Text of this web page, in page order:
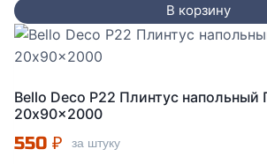
В корзину
Bello Deco P22 Плинтус напольный
20x90x2000
550 ₽ за штуку